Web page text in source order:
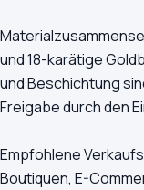
und 18-karätige
und Beschichtung
Freigabe durch den
Empfohlene
Boutiquen, E-